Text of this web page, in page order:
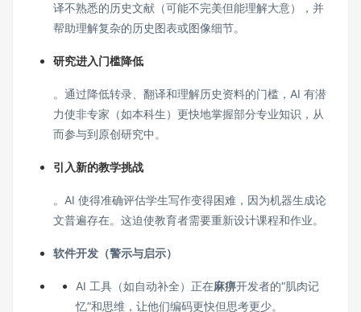
译不熟悉的历史文献（可能不完美但能理解大意），并
帮助理解复杂的历史图表或图像细节。
研究进入门槛降低
。通过降低转录、翻译和理解历史资料的门槛，AI 有潜
力使非专家（如本科生）更快地掌握部分专业知识，从
而参与到原创研究中。
引入新的教学挑战
。AI 使得准确评估学生写作变得困难，因为机器生成论
文普遍存在。这迫使教育者需要重新设计课程和作业。
软件开发（警示与启示）
AI 工具（如自动补全）正在麻痹开发者的“肌肉记
忆”和思维，让他们编码更快但思考更少。